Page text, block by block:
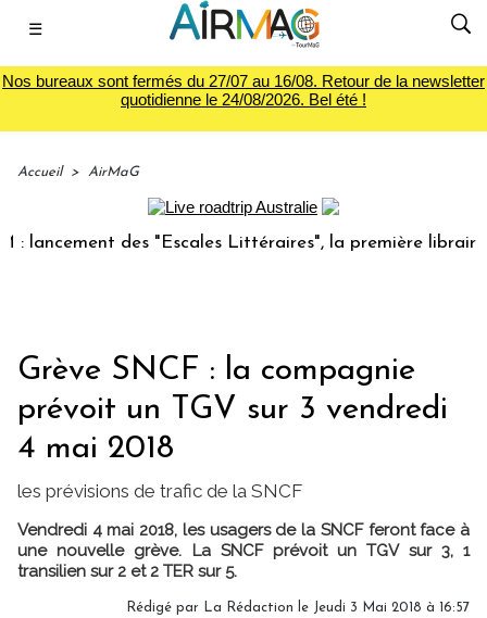
☰
Nos bureaux sont fermés du 27/07 au 16/08. Retour de la newsletter
quotidienne le 24/08/2026. Bel été !
Accueil > AirMaG
des "Escales Littéraires", la première librairie du
Grève SNCF : la compagnie
prévoit un TGV sur 3 vendredi
4 mai 2018
les prévisions de trafic de la SNCF
Vendredi 4 mai 2018, les usagers de la SNCF feront face à
une nouvelle grève. La SNCF prévoit un TGV sur 3, 1
transilien sur 2 et 2 TER sur 5.
Rédigé par La Rédaction le Jeudi 3 Mai 2018 à 16:57